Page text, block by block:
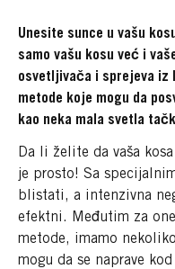
Unesite sunce u vašu
samo vašu kosu već i
osvetljivača i sprejeva iz
metode koje mogu da
kao neka mala svetla
Da li želite da vaša
je prosto! Sa
blistati, a intenzivna
efektni. Međutim za
metode, imamo
mogu da se naprave